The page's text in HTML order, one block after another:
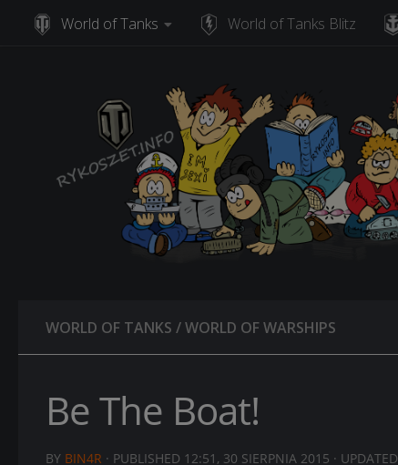
Skip to content
World of Tanks World of Tanks Blitz
WORLD OF TANKS /WORLD OF WARSHIPS
Be The Boat!
BY BIN4R · PUBLISHED 12:51, 30 SIERPNIA 2015 · UPDATED